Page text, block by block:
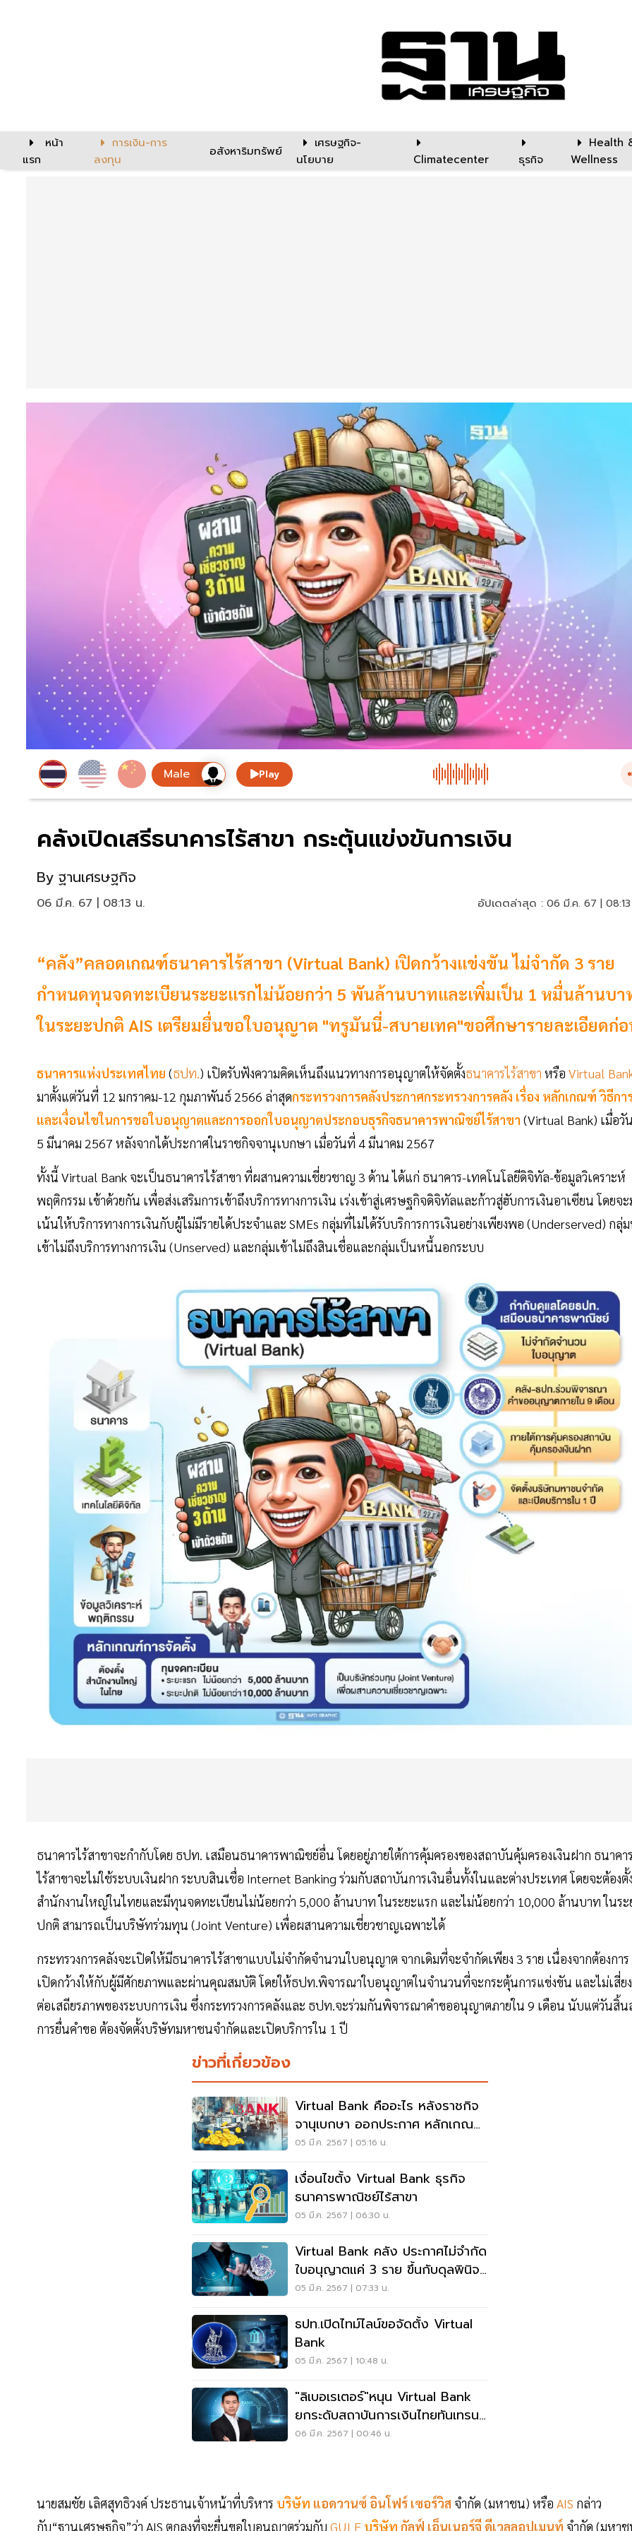
หน้า
แรก
การเงิน-การ
ลงทุน
อสังหาริมทรัพย์
เศรษฐกิจ-
นโยบาย
Climatecenter ธุรกิจ
Health
Wellness
Play
คลังเปิดเสรีธนาคารไร้สาขา กระตุ้นแข่งขันการเงิน
By ฐานเศรษฐกิจ
06 มี.ค. 67 | 08:13 น. อัปเดตล่าสุด : 06 มี.ค. 67 |
“คลัง”คลอดเกณฑ์ธนาคารไร้สาขา (Virtual Bank) เปิดกว้างแข่งขัน ไม่จำกัด 3 ราย
กำหนดทุนจดทะเบียนระยะแรกไม่น้อยกว่า 5 พันล้านบาทและเพิ่มเป็น 1 หมื่นล้านบา
ในระยะปกติ AIS เตรียมยื่นขอใบอนุญาต "ทรูมันนี่-สบายเทค"ขอศึกษารายละเอียดก่
ธนาคารแห่งประเทศไทย (ธปท.) เปิดรับฟังความคิดเห็นถึงแนวทางการอนุญาตให้จัดตั้งธนาคารไร้สาขา หรือ Virtual
มาตั้งแต่วันที่ 12 มกราคม-12 กุมภาพันธ์ 2566 ล่าสุดกระทรวงการคลังประกาศกระทรวงการคลัง เรื่อง หลักเกณฑ์ วิธีกา
และเงื่อนไขในการขอใบอนุญาตและการออกใบอนุญาตประกอบธุรกิจธนาคารพาณิชย์ไร้สาขา (Virtual Bank) เมื่อวั
5 มีนาคม 2567 หลังจากได้ประกาศในราชกิจจานุเบกษา เมื่อวันที่ 4 มีนาคม 2567
ทั้งนี้ Virtual Bank จะเป็นธนาคารไร้สาขา ที่ผสานความเชี่ยวชาญ 3 ด้าน ได้แก่ ธนาคาร-เทคโนโลยีดิจิทัล-ข้อมูลวิเคราะห์
พฤติกรรม เข้าด้วยกัน เพื่อส่งเสริมการเข้าถึงบริการทางการเงิน เร่งเข้าสู่เศรษฐกิจดิจิทัลและก้าวสู่ฮับการเงินอาเซียน โดยจะ
เน้นให้บริการทางการเงินกับผู้ไม่มีรายได้ประจำและ SMEs กลุ่มที่ไม่ได้รับบริการการเงินอย่างเพียงพอ (Underserved) กลุ่
เข้าไม่ถึงบริการทางการเงิน (Unserved) และกลุ่มเข้าไม่ถึงสินเชื่อและกลุ่มเป็นหนี้นอกระบบ
ธนาคารไร้สาขาจะกำกับโดย ธปท. เสมือนธนาคารพาณิชย์อื่น โดยอยู่ภายใต้การคุ้มครองของสถาบันคุ้มครองเงินฝาก ธนาคา
ไร้สาขาจะไม่ใช้ระบบเงินฝาก ระบบสินเชื่อ Internet Banking ร่วมกับสถาบันการเงินอื่นทั้งในและต่างประเทศ โดยจะต้องตั้
สำนักงานใหญ่ในไทยและมีทุนจดทะเบียนไม่น้อยกว่า 5,000 ล้านบาท ในระยะแรก และไม่น้อยกว่า 10,000 ล้านบาท ในระ
ปกติ สามารถเป็นบริษัทร่วมทุน (Joint Venture) เพื่อผสานความเชี่ยวชาญเฉพาะได้
กระทรวงการคลังจะเปิดให้มีธนาคารไร้สาขาแบบไม่จำกัดจำนวนใบอนุญาต จากเดิมที่จะจำกัดเพียง 3 ราย เนื่องจากต้องการ
เปิดกว้างให้กับผู้มีศักยภาพและผ่านคุณสมบัติ โดยให้ธปท.พิจารณาใบอนุญาตในจำนวนที่จะกระตุ้นการแข่งขัน และไม่เสี่ยง
ต่อเสถียรภาพของระบบการเงิน ซึ่งกระทรวงการคลังและ ธปท.จะร่วมกันพิจารณาคำขออนุญาตภายใน 9 เดือน นับแต่วันสิ้น
การยื่นคำขอ ต้องจัดตั้งบริษัทมหาชนจำกัดและเปิดบริการใน 1 ปี
ข่าวที่เกี่ยวข้อง
Virtual Bank คืออะไร หลังราชกิจ
จานุเบกษา ออกประกาศ หลักเกณฑ์
- เงื่อนไข
05 มี.ค. 2567 | 05:16 น.
เงื่อนไขตั้ง Virtual Bank ธุรกิจ
ธนาคารพาณิชย์ไร้สาขา
05 มี.ค. 2567 | 06:30 น.
Virtual Bank คลัง ประกาศไม่จำกัด
ใบอนุญาตแค่ 3 ราย ขึ้นกับดุลพินิจ
ธปท.
05 มี.ค. 2567 | 07:33 น.
ธปท.เปิดไทม์ไลน์ขอจัดตั้ง Virtual
Bank
05 มี.ค. 2567 | 10:48 น.
"ลิเบอเรเตอร์"หนุน Virtual Bank
ยกระดับสถาบันการเงินไทยทันเทรนด์
โลก
06 มี.ค. 2567 | 00:46 น.
นายสมชัย เลิศสุทธิวงค์ ประธานเจ้าหน้าที่บริหาร บริษัท แอดวานซ์ อินโฟร์ เซอร์วิส จำกัด (มหาชน) หรือ AIS กล่าว
กับ“ฐานเศรษฐกิจ”ว่า AIS ตกลงที่จะยื่นขอใบอนุญาตร่วมกับ GULF บริษัท กัลฟ์ เอ็นเนอร์จี ดีเวลลอปเมนท์ จำกัด (มหา